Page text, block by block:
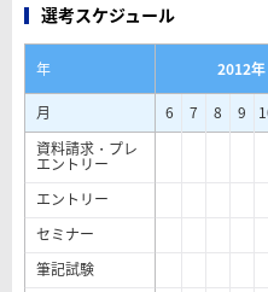
選考スケジュール
年 2012年
月
6 7 8 9
資料請求・プレ
エントリー
エントリー
セミナー
筆記試験